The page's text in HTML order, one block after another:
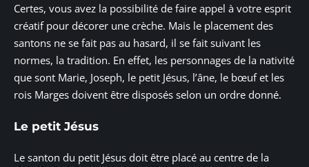
Certes, vous avez la possibilité de faire appel à votre esprit
créatif pour décorer une crèche. Mais le placement des
santons ne se fait pas au hasard, il se fait suivant les
normes, la tradition. En effet, les personnages de la nativité
que sont Marie, Joseph, le petit Jésus, l’âne, le bœuf et les
rois Marges doivent être disposés selon un ordre donné.
Le petit Jésus
Le santon du petit Jésus doit être placé au centre de la